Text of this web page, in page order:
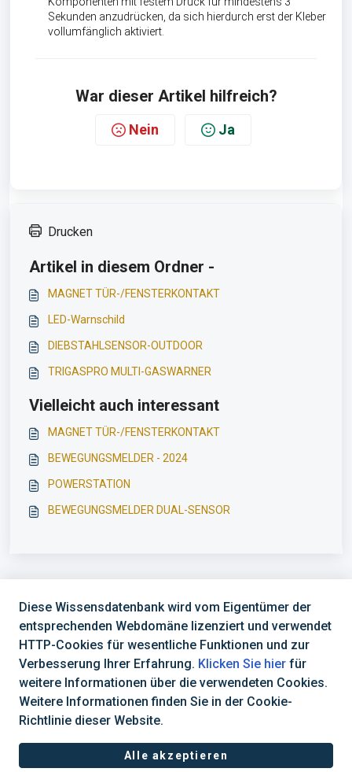
Sekunden anzudrücken, da sich hierdurch erst der Kleber
vollumfänglich aktiviert.
War dieser Artikel hilfreich?
Nein Ja
Drucken
Artikel in diesem Ordner -
MAGNET TÜR-/FENSTERKONTAKT
LED-Warnschild
DIEBSTAHLSENSOR-OUTDOOR
TRIGASPRO MULTI-GASWARNER
Vielleicht auch interessant
MAGNET TÜR-/FENSTERKONTAKT
BEWEGUNGSMELDER - 2024
POWERSTATION
BEWEGUNGSMELDER DUAL-SENSOR
Support Hotline
Öffnungszeiten: Mo - Fr: 08:30 - 16:30 Uhr
Helpdesk-Software von Freshdesk Cookie-Richtlinie
Diese Wissensdatenbank wird vom Eigentümer der
entsprechenden Webdomäne lizenziert und verwendet
HTTP-Cookies für wesentliche Funktionen und zur
Verbesserung Ihrer Erfahrung. Klicken Sie hier für
weitere Informationen über die verwendeten Cookies.
Weitere Informationen finden Sie in der Cookie-
Richtlinie dieser Website.
Alle akzeptieren